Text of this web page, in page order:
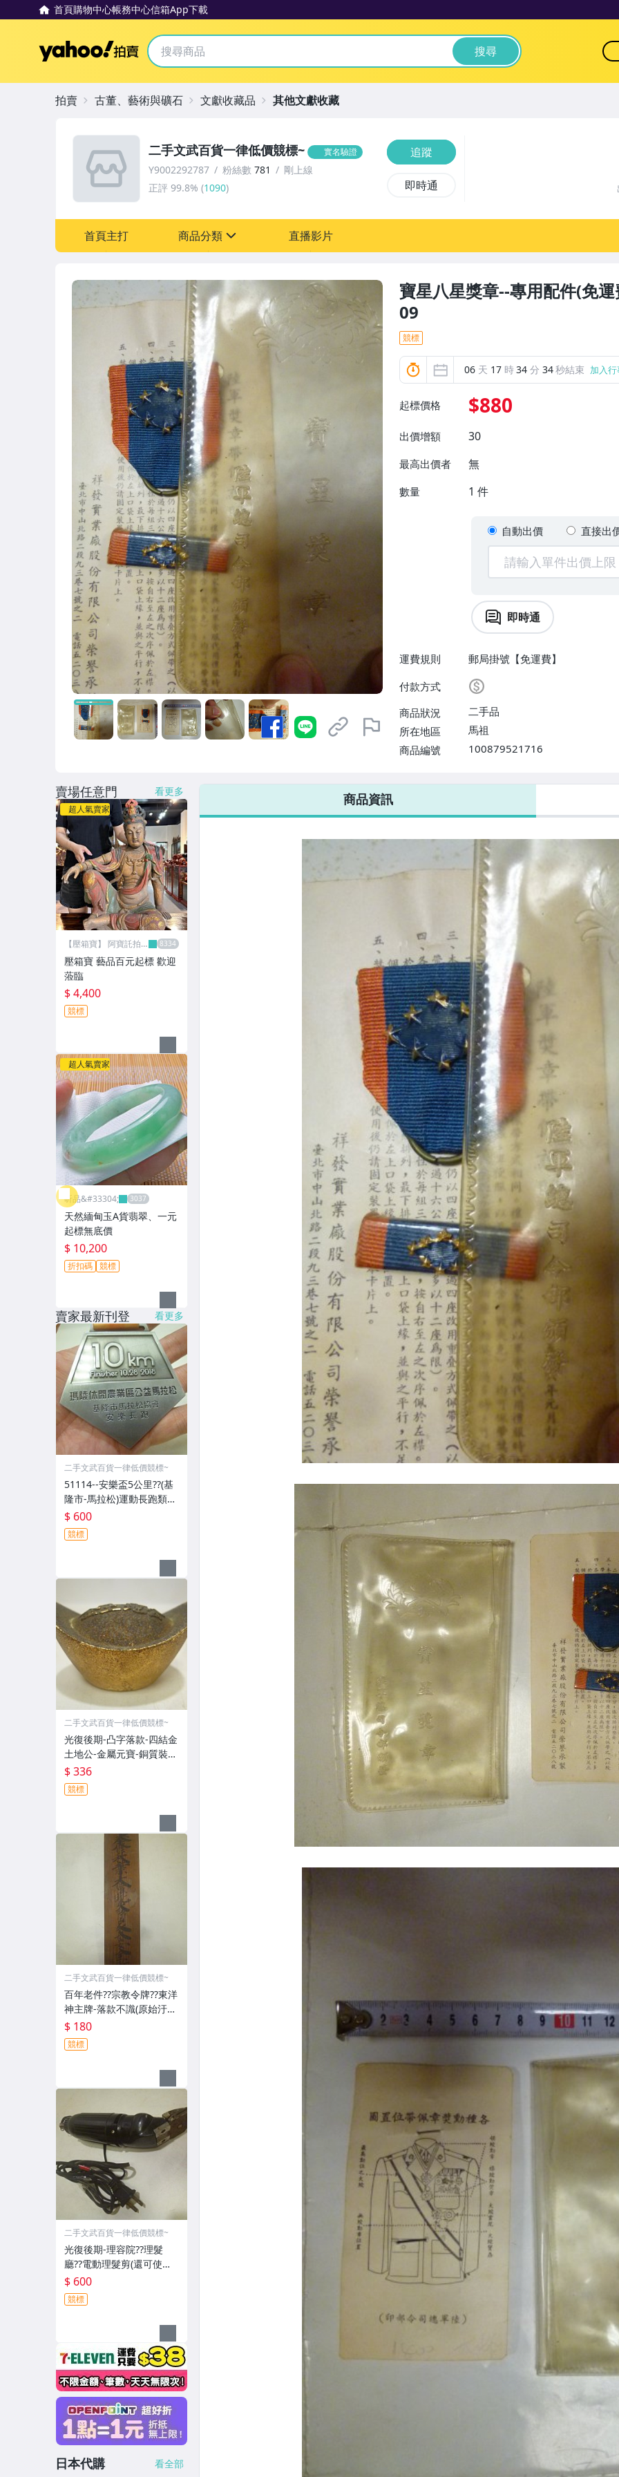
首頁購物中心帳務中心信箱App下載
Yahoo拍賣 搜尋
寶星八星獎章--專用配件(免
09
競標
06 天 17 時34 分 31秒結束 加入
起標價格 $880
出價增額 30
最高出價者 無
數量 1 件
自動出價 直接出
即時通
運費規則
郵局掛號【免運費】
付款方式
商品狀況
二手品
所在地區
馬祖
商品編號
100879521716
二手文武百貨一律低價競標~ 實名驗證
Y9002292787 粉絲數 781
剛上線
正評 99.8% (1090)
追蹤
即時通
首頁主打 商品分類
玩具、模型與公仔
直播影片
拍賣 古董、藝術與礦石 文獻收藏品 其他文獻收藏
商品資訊
賣場任意門 看更多
超人氣賣家
【壓箱寶】 阿寶託拍
壓箱寶 藝品百元起標 歡迎
蒞臨
$ 4,400
競標
超人氣賣家
昕品&#33304;
天然緬甸玉A貨翡翠、一元
起標無底價
$ 10,200
折扣碼 競標
賣家最新刊登 看更多
二手文武百貨一律低價競標~
51114--安樂盃5公里??(基
隆市-馬拉松)運動長跑類20
18年-精緻獎牌??紀念章??
(金屬材質-郵寄免運費)
$ 600
競標
二手文武百貨一律低價競標~
光復後期-凸字落款-四結金
土地公-金屬元寶-銅質裝飾
品-宗教發財金??(郵寄免運
費)罕見收藏品
$ 336
競標
二手文武百貨一律低價競標~
百年老件??宗教令牌??東洋
神主牌-落款不識(原始汙
垢-郵寄免運費)罕見收藏
品-60729
$ 180
競標
二手文武百貨一律低價競標~
光復後期-理容院??理髮
廳??電動理髮剪(還可使用-
郵寄免運費)收藏品~收藏用
$ 600
競標
日本代購 看全部